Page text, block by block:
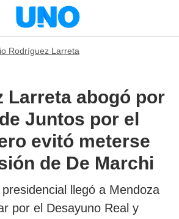
Rodríguez Larreta
Larreta abogó por
Juntos por el
evitó meterse
de De Marchi
llegó a Mendoza
por el Desayuno Real y